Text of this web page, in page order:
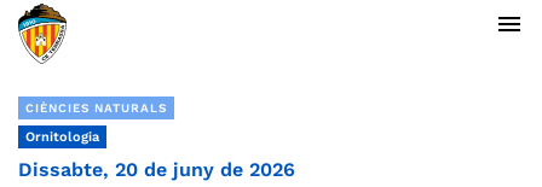
menu
CIÈNCIES NATURALS
Ornitologia
Dissabte, 20 de juny de 2026